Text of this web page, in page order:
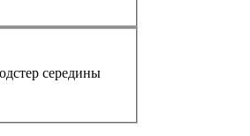
середины